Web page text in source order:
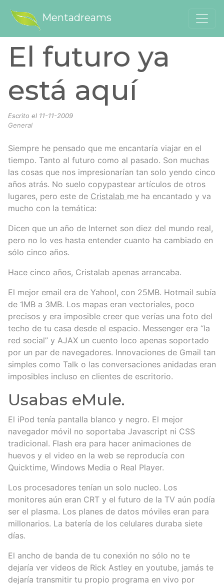
Mentadreams
El futuro ya
está aquí
Escrito el 11-11-2009
General
Siempre he pensado que me encantaría viajar en el
tiempo. Tanto al futuro como al pasado. Son muchas
las cosas que nos impresionarían tan solo yendo cinco
años atrás. No suelo copypastear artículos de otros
lugares, pero este de Cristalab me ha encantado y va
mucho con la temática:
Dicen que un año de Internet son diez del mundo real,
pero no lo ves hasta entender cuanto ha cambiado en
sólo cinco años.
Hace cinco años, Cristalab apenas arrancaba.
El mejor email era de Yahoo!, con 25MB. Hotmail subía
de 1MB a 3MB. Los mapas eran vectoriales, poco
precisos y era imposible creer que verías una foto del
techo de tu casa desde el espacio. Messenger era “la
red social” y AJAX un cuento loco apenas soportado
por un par de navegadores. Innovaciones de Gmail tan
simples como Talk o las conversaciones anidadas eran
imposibles incluso en clientes de escritorio.
Usabas eMule.
El iPod tenía pantalla blanco y negro. El mejor
navegador móvil no soportaba Javascript ni CSS
tradicional. Flash era para hacer animaciones de
huevos y el video en la web se reproducía con
Quicktime, Windows Media o Real Player.
Los procesadores tenían un solo nucleo. Los
monitores aún eran CRT y el futuro de la TV aún podía
ser el plasma. Los planes de datos móviles eran para
millonarios. La batería de los celulares duraba siete
días.
El ancho de banda de tu conexión no sólo no te
dejaría ver videos de Rick Astley en youtube, jamás te
dejaría transmitir tu propio programa en vivo por